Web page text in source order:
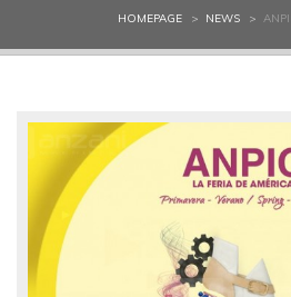
HOMEPAGE NEWS